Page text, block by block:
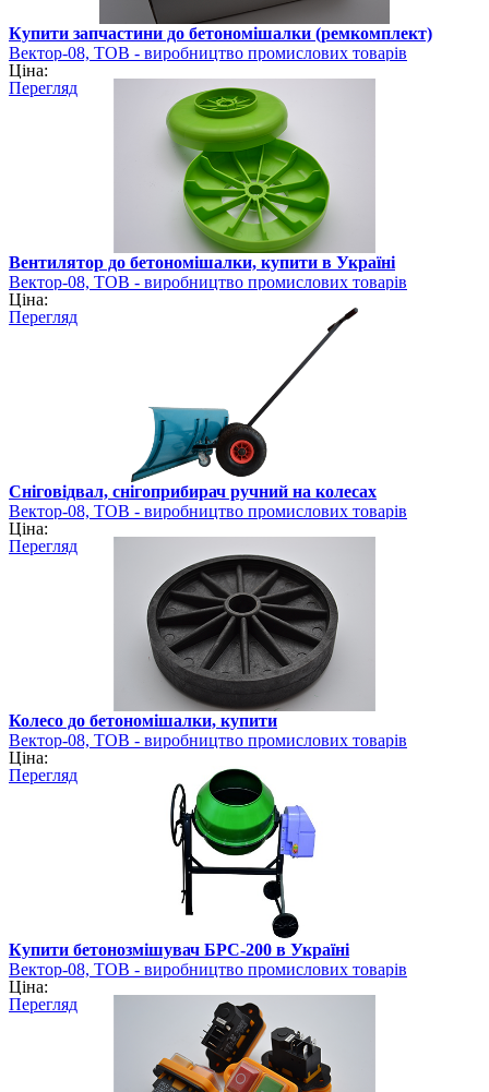
Купити запчастини до бетономішалки (ремкомплект)
Вектор-08, ТОВ - виробництво промислових товарів
Ціна:
Перегляд
Вентилятор до бетономішалки, купити в Україні
Вектор-08, ТОВ - виробництво промислових товарів
Ціна:
Перегляд
Сніговідвал, снігоприбирач ручний на колесах
Вектор-08, ТОВ - виробництво промислових товарів
Ціна:
Перегляд
Колесо до бетономішалки, купити
Вектор-08, ТОВ - виробництво промислових товарів
Ціна:
Перегляд
Купити бетонозмішувач БРС-200 в Україні
Вектор-08, ТОВ - виробництво промислових товарів
Ціна:
Перегляд